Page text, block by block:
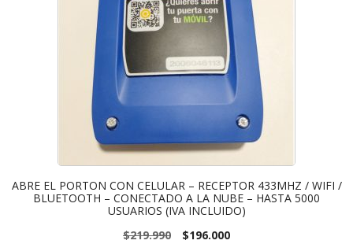
ABRE EL PORTON CON CELULAR – RECEPTOR 433MHZ / WIFI /
BLUETOOTH – CONECTADO A LA NUBE – HASTA 5000
USUARIOS (IVA INCLUIDO)
$219.990 $196.000